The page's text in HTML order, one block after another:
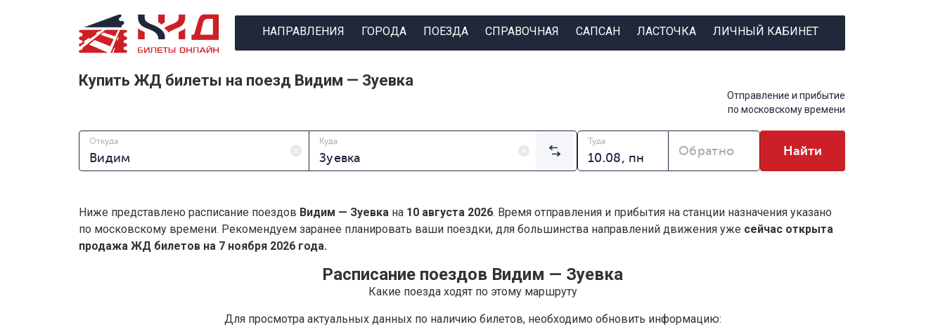
НАПРАВЛЕНИЯ ГОРОДА ПОЕЗДА СПРАВОЧНАЯ САПСАН ЛАСТОЧКА ЛИЧНЫЙ КАБИНЕТ
Купить ЖД билеты на поезд Видим — Зуевка
Отправление и прибытие
по московскому времени
Откуда Куда Туда
Обратно Найти
Ниже представлено расписание поездов Видим — Зуевка на 10 августа 2026. Время отправления и прибытия на станции назначения указано
по московскому времени. Рекомендуем заранее планировать ваши поездки, для большинства направлений движения уже сейчас открыта
продажа ЖД билетов на 7 ноября 2026 года.
Расписание поездов Видим — Зуевка
Какие поезда ходят по этому маршруту
Для просмотра актуальных данных по наличию билетов, необходимо обновить информацию: